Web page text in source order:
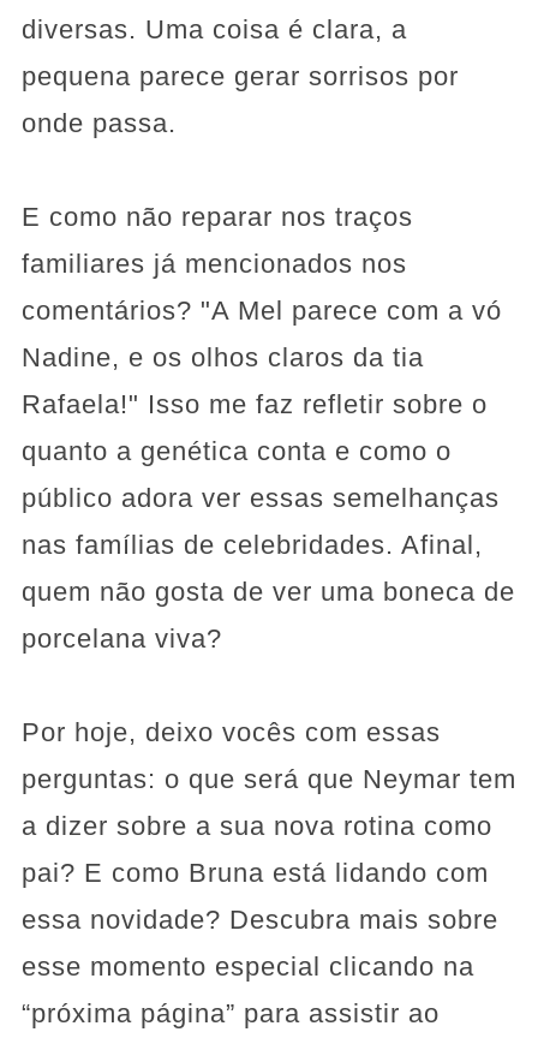
diversas. Uma coisa é clara, a
pequena parece gerar sorrisos por
onde passa.
E como não reparar nos traços
familiares já mencionados nos
comentários? "A Mel parece com a vó
Nadine, e os olhos claros da tia
Rafaela!" Isso me faz refletir sobre o
quanto a genética conta e como o
público adora ver essas semelhanças
nas famílias de celebridades. Afinal,
quem não gosta de ver uma boneca de
porcelana viva?
Por hoje, deixo vocês com essas
perguntas: o que será que Neymar tem
a dizer sobre a sua nova rotina como
pai? E como Bruna está lidando com
essa novidade? Descubra mais sobre
esse momento especial clicando na
“próxima página” para assistir ao